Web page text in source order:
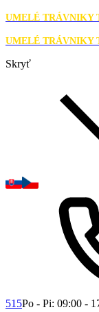
UMELÉ TRÁVNIKY
UMELÉ TRÁVNIKY
Skryť
515Po - Pi: 09:00 -